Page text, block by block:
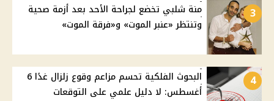
3
منة شلبي تخضع لجراحة الأحد بعد أزمة صحية
وتنتظر «عنبر الموت» و«فرقة الموت»
4
البحوث الفلكية تحسم مزاعم وقوع زلزال غدًا 6
أغسطس: لا دليل علمي على التوقعات